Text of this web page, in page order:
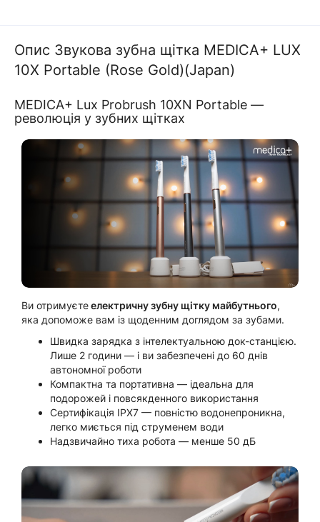
Опис Звукова зубна щітка MEDICA+ LUX
10Х Portable (Rose Gold)(Japan)
MEDICA+ Lux Probrush 10XN Portable —
революція у зубних щітках
Ви отримуєтеелектричну зубну щітку майбутнього,
яка допоможе вам із щоденним доглядом за зубами.
Швидка зарядка з інтелектуальною док-станцією.
Лише 2 години — і ви забезпечені до 60 днів
автономної роботи
Компактна та портативна — ідеальна для
подорожей і повсякденного використання
Сертифікація IPX7 — повністю водонепроникна,
легко миється під струменем води
Надзвичайно тиха робота — менше 50 дБ